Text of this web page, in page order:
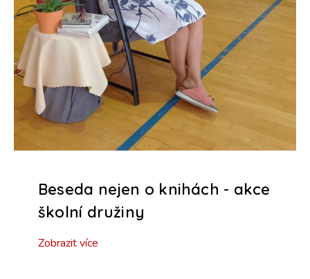
Beseda nejen o knihách - akce
školní družiny
Zobrazit více